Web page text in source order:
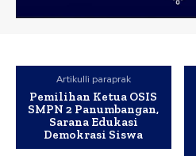
Artikulli paraprak
Pemilihan Ketua OSIS
SMPN 2 Panumbangan,
Sarana Edukasi
Demokrasi Siswa